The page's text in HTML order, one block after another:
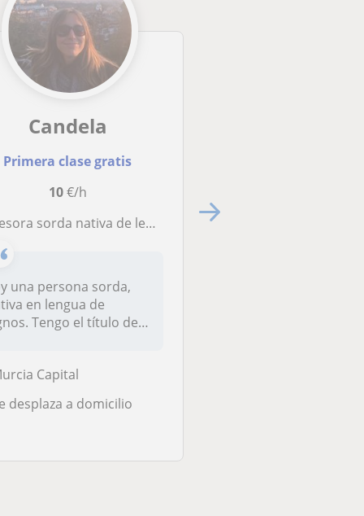
Candela
Primera clase gratis
10€/h
sorda nativa de lengua de signos
una persona sorda,
en lengua de
Tengo el título de
Capital
desplaza a domicilio